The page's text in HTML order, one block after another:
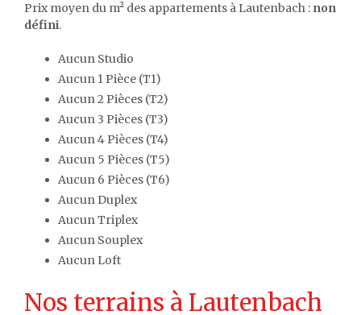
Prix moyen du m² des appartements à Lautenbach : non
défini.
Aucun Studio
Aucun 1 Pièce (T1)
Aucun 2 Pièces (T2)
Aucun 3 Pièces (T3)
Aucun 4 Pièces (T4)
Aucun 5 Pièces (T5)
Aucun 6 Pièces (T6)
Aucun Duplex
Aucun Triplex
Aucun Souplex
Aucun Loft
Nos terrains à Lautenbach